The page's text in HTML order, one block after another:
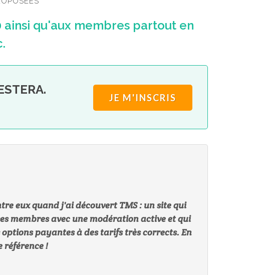
ainsi qu'aux membres partout en
JE M'INSCRIS
eux quand j'ai découvert TMS : un site qui
membres avec une modération active et qui
payantes à des tarifs très corrects. En
référence !
secteurs
secteurs
secteurs
secteurs